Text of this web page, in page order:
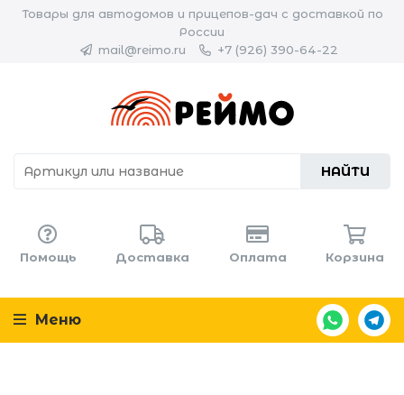
Товары для автодомов и прицепов-дач с доставкой по
России
mail@reimo.ru
+7 (926) 390-64-22
НАЙТИ
Помощь Доставка Оплата Корзина
Меню